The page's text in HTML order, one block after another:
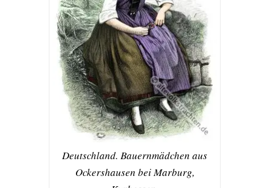
Deutschland. Bauernmädchen aus
Ockershausen bei Marburg,